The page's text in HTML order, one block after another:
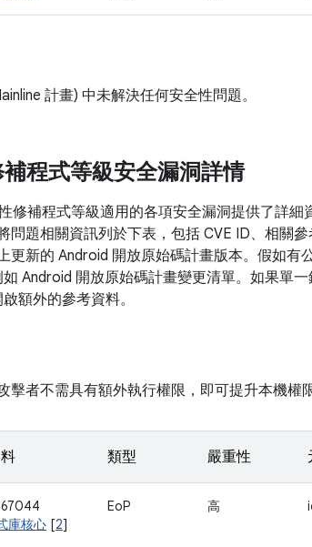
計畫) 中未解決任何安全性問題。
程式等級安全漏洞詳情
修補程式等級適用的各項安全漏洞提供了詳細
題相關資訊列於下表，包括 CVE ID、相關參
更新的 Android 開放原始碼計畫版本。假如有
Android 開放原始碼計畫變更清單。如果單
額外的參考資料。
者不需具有額外執行權限，即可提升本機權限
類型 嚴重性
庫核心 [2]
EoP 高